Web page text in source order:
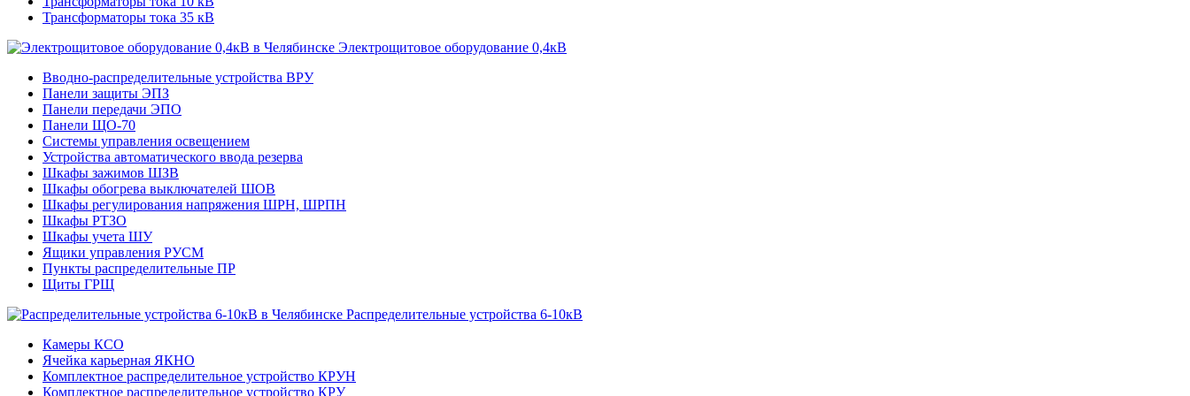
Трансформаторы тока 35 кВ
Электрощитовое оборудование 0,4кВ
Вводно-распределительные устройства ВРУ
Панели защиты ЭПЗ
Панели передачи ЭПО
Панели ЩО-70
Системы управления освещением
Устройства автоматического ввода резерва
Шкафы зажимов ШЗВ
Шкафы обогрева выключателей ШОВ
Шкафы регулирования напряжения ШРН, ШРПН
Шкафы РТЗО
Шкафы учета ШУ
Ящики управления РУСМ
Пункты распределительные ПР
Щиты ГРЩ
Распределительные устройства 6-10кВ
Камеры КСО
Ячейка карьерная ЯКНО
Комплектное распределительное устройство КРУН
Комплектное распределительное устройство КРУ